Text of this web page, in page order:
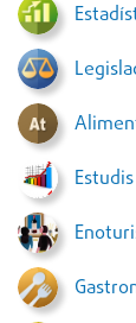
Estudis